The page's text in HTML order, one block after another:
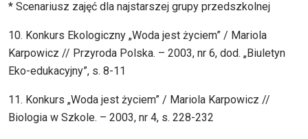
* Scenariusz zajęć dla najstarszej grupy przedszkolnej
10. Konkurs Ekologiczny „Woda jest życiem” / Mariola
Karpowicz // Przyroda Polska. – 2003, nr 6, dod. „Biuletyn
Eko-edukacyjny”, s. 8-11
11. Konkurs „Woda jest życiem” / Mariola Karpowicz //
Biologia w Szkole. – 2003, nr 4, s. 228-232